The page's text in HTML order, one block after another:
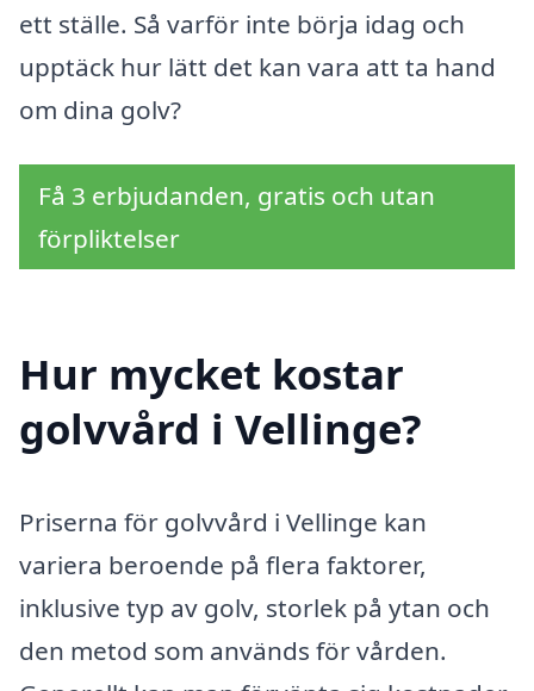
ett ställe. Så varför inte börja idag och
upptäck hur lätt det kan vara att ta hand
om dina golv?
Få 3 erbjudanden, gratis och utan
förpliktelser
Hur mycket kostar
golvvård i Vellinge?
Priserna för golvvård i Vellinge kan
variera beroende på flera faktorer,
inklusive typ av golv, storlek på ytan och
den metod som används för vården.